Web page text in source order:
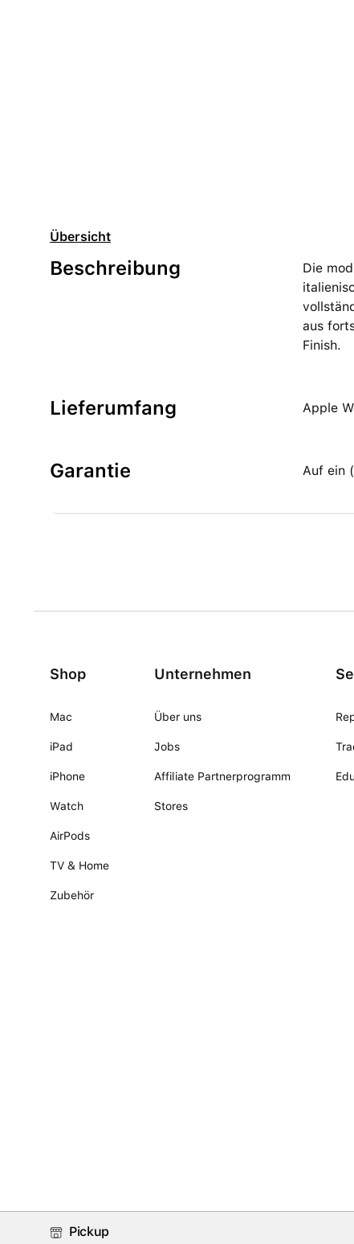
Pickup
Übersicht
Beschreibung
Die
aus
Finish.
Lieferumfang Apple
Garantie Auf ein
Shop
Mac
iPad
iPhone
Watch
AirPods
TV & Home
Zubehör
Unternehmen
Über uns
Jobs
Affiliate Partnerprogramm
Stores